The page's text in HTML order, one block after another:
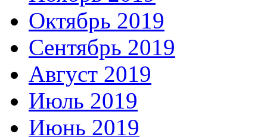
Октябрь 2019
Сентябрь 2019
Август 2019
Июль 2019
Июнь 2019